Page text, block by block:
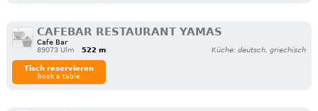
CAFEBAR RESTAURANT YAMAS
Cafe Bar
89073 Ulm
522 m Küche: deutsch, griechisch
Tisch reservieren
book a table